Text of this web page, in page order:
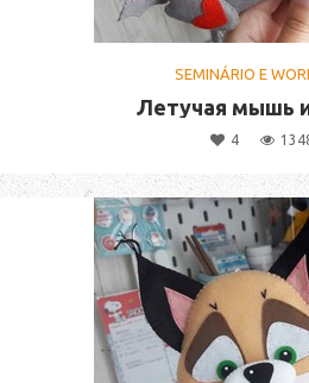
SEMINÁRIO E
Летучая мышь
4